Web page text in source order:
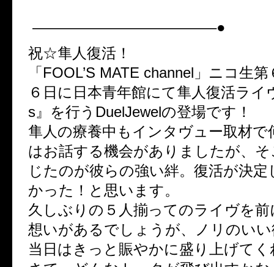
————————————–●
祝☆隼人復活！
「FOOL’S MATE channel」ニコ生
６日に日本青年館にて隼人復活ライ
s』を行うDuelJewelの登場です！
隼人の療養中もインタヴュー取材で
はお話する機会がありましたが、
じたのが彼らの強い絆。復活が決
かった！と思います。
久しぶりの５人揃ってのライヴを
想いがあるでしょうが、ノリのい
当日はきっと賑やかに盛り上げて